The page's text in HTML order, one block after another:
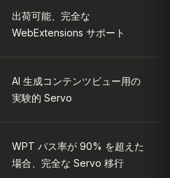
出荷可能、完全な
WebExtensions サポート
AI 生成コンテンツビュー用の
実験的 Servo
WPT パス率が 90% を超えた
場合、完全な Servo 移行